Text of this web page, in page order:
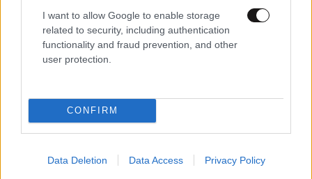
I want to allow Google to enable storage
related to security, including authentication
functionality and fraud prevention, and other
user protection.
CONFIRM
Data Deletion Data Access Privacy Policy
Χρίστος Κούγιας – Η αυστηρή ανακοίνωση για